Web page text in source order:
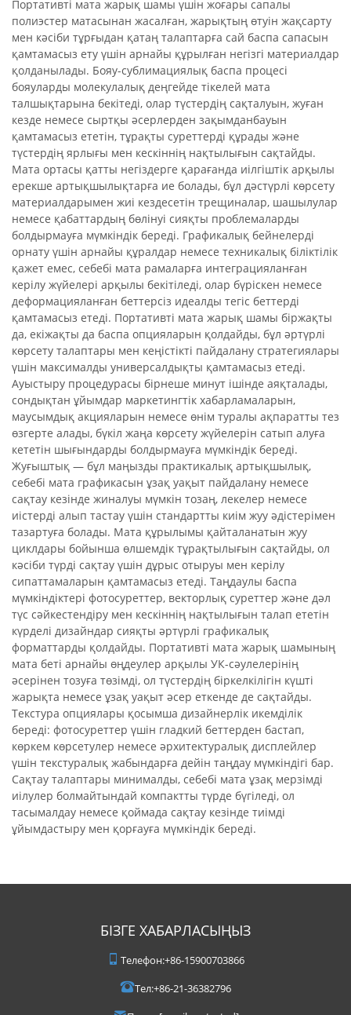
Портативті мата жарық шамы үшін жоғары сапалы
полиэстер матасынан жасалған, жарықтың өтуін жақсарту
мен кәсіби тұрғыдан қатаң талаптарға сай баспа сапасын
қамтамасыз ету үшін арнайы құрылған негізгі материалдар
қолданылады. Бояу-сублимациялық баспа процесі
бояуларды молекулалық деңгейде тікелей мата
талшықтарына бекітеді, олар түстердің сақталуын, жуған
кезде немесе сыртқы әсерлерден зақымданбауын
қамтамасыз ететін, тұрақты суреттерді құрады және
түстердің ярлығы мен кескіннің нақтылығын сақтайды.
Мата ортасы қатты негіздерге қарағанда иілгіштік арқылы
ерекше артықшылықтарға ие болады, бұл дәстүрлі көрсету
материалдарымен жиі кездесетін трещиналар, шашылулар
немесе қабаттардың бөлінуі сияқты проблемаларды
болдырмауға мүмкіндік береді. Графикалық бейнелерді
орнату үшін арнайы құралдар немесе техникалық біліктілік
қажет емес, себебі мата рамаларға интеграцияланған
керілу жүйелері арқылы бекітіледі, олар бүріскен немесе
деформацияланған беттерсіз идеалды тегіс беттерді
қамтамасыз етеді. Портативті мата жарық шамы біржақты
да, екіжақты да баспа опцияларын қолдайды, бұл әртүрлі
көрсету талаптары мен кеңістікті пайдалану стратегиялары
үшін максималды универсалдықты қамтамасыз етеді.
Ауыстыру процедурасы бірнеше минут ішінде аяқталады,
сондықтан ұйымдар маркетингтік хабарламаларын,
маусымдық акцияларын немесе өнім туралы ақпаратты тез
өзгерте алады, бүкіл жаңа көрсету жүйелерін сатып алуға
кететін шығындарды болдырмауға мүмкіндік береді.
Жуғыштық — бұл маңызды практикалық артықшылық,
себебі мата графикасын ұзақ уақыт пайдалану немесе
сақтау кезінде жиналуы мүмкін тозаң, лекелер немесе
иістерді алып тастау үшін стандартты киім жуу әдістерімен
тазартуға болады. Мата құрылымы қайталанатын жуу
циклдары бойынша өлшемдік тұрақтылығын сақтайды, ол
кәсіби түрді сақтау үшін дұрыс отыруы мен керілу
сипаттамаларын қамтамасыз етеді. Таңдаулы баспа
мүмкіндіктері фотосуреттер, векторлық суреттер және дәл
түс сәйкестендіру мен кескіннің нақтылығын талап ететін
күрделі дизайндар сияқты әртүрлі графикалық
форматтарды қолдайды. Портативті мата жарық шамының
мата беті арнайы өңдеулер арқылы УК-сәулелерінің
әсерінен тозуға төзімді, ол түстердің біркелкілігін күшті
жарықта немесе ұзақ уақыт әсер еткенде де сақтайды.
Текстура опциялары қосымша дизайнерлік икемділік
береді: фотосуреттер үшін гладкий беттерден бастап,
көркем көрсетулер немесе әрхитектуралық дисплейлер
үшін текстуралық жабындарға дейін таңдау мүмкіндігі бар.
Сақтау талаптары минималды, себебі мата ұзақ мерзімді
иілулер болмайтындай компактты түрде бүгіледі, ол
тасымалдау немесе қоймада сақтау кезінде тиімді
ұйымдастыру мен қорғауға мүмкіндік береді.
БІЗГЕ ХАБАРЛАСЫҢЫЗ
Телефон:+86-15900703866
Тел:+86-21-36382796